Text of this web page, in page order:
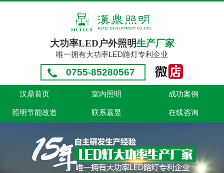
大功率LED户外照明生产厂家
唯一拥有大功率LED路灯专利企业
0755-85280567
汉鼎首页 室内照明 成功案例
照明节能改造 联系嘉昱 在线咨询